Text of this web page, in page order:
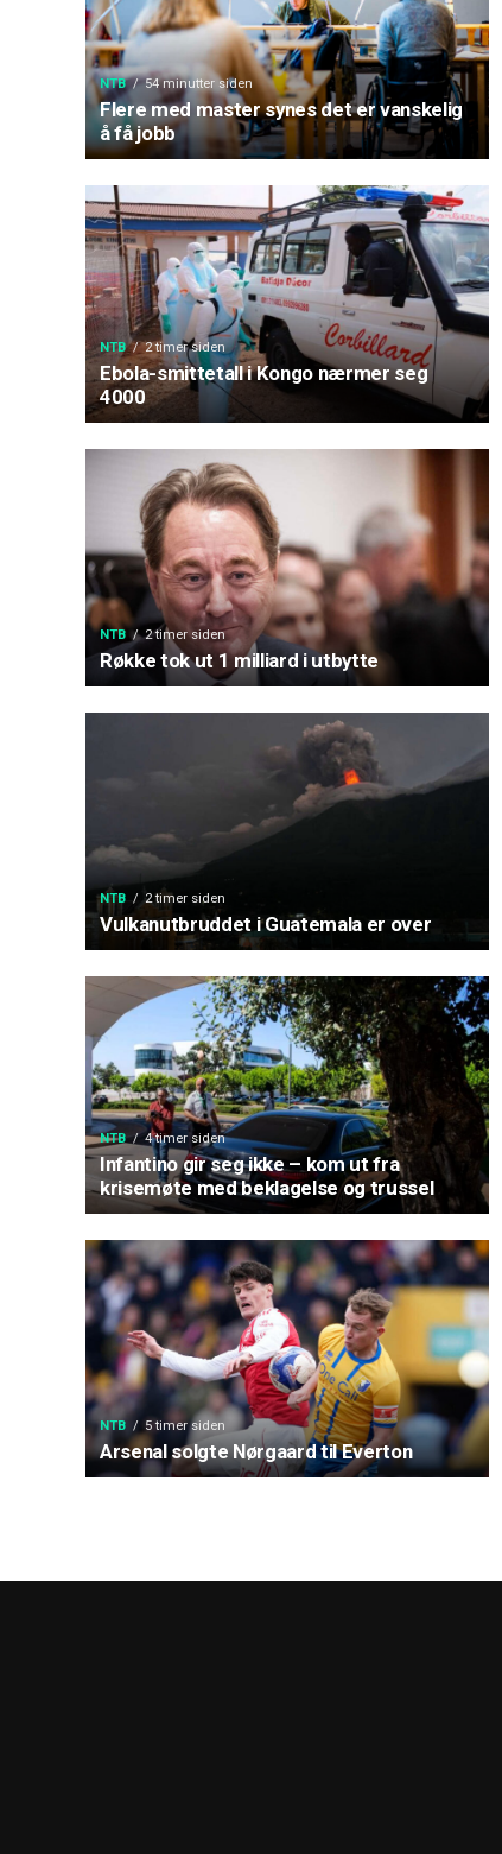
NTB 54 minutter siden
Flere med master synes det er vanskelig
å få jobb
NTB 2 timer siden
Ebola-smittetall i Kongo nærmer seg
4000
NTB 2 timer siden
Røkke tok ut 1 milliard i utbytte
NTB 2 timer siden
Vulkanutbruddet i Guatemala er over
NTB 4 timer siden
Infantino gir seg ikke – kom ut fra
krisemøte med beklagelse og trussel
NTB 5 timer siden
Arsenal solgte Nørgaard til Everton